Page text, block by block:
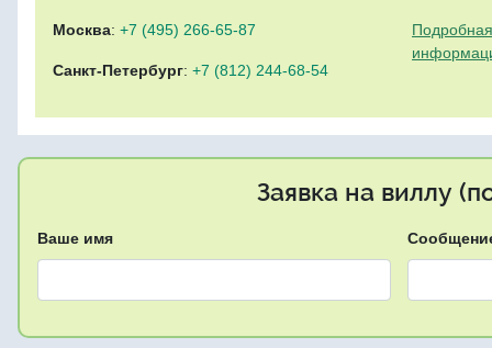
Москва: +7 (495) 266-65-87
Санкт-Петербург: +7 (812) 244-68-54
Заявка на виллу
Ваше имя